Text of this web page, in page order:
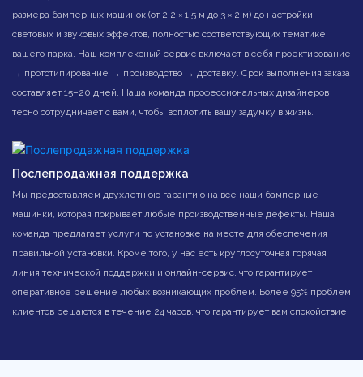
размера бамперных машинок (от 2,2 × 1,5 м до 3 × 2 м) до настройки
световых и звуковых эффектов, полностью соответствующих тематике
вашего парка. Наш комплексный сервис включает в себя проектирование
→ прототипирование → производство → доставку. Срок выполнения заказа
составляет 15–20 дней. Наша команда профессиональных дизайнеров
тесно сотрудничает с вами, чтобы воплотить вашу задумку в жизнь.
Послепродажная поддержка
Мы предоставляем двухлетнюю гарантию на все наши бамперные
машинки, которая покрывает любые производственные дефекты. Наша
команда предлагает услуги по установке на месте для обеспечения
правильной установки. Кроме того, у нас есть круглосуточная горячая
линия технической поддержки и онлайн-сервис, что гарантирует
оперативное решение любых возникающих проблем. Более 95% проблем
клиентов решаются в течение 24 часов, что гарантирует вам спокойствие.